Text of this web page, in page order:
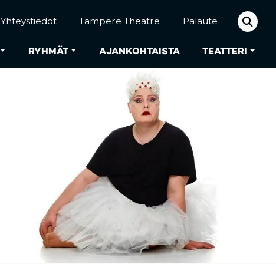
RYHMÄT AJANKOHTAISTA TEATTERI
Yhteystiedot Tampere Theatre Palaute